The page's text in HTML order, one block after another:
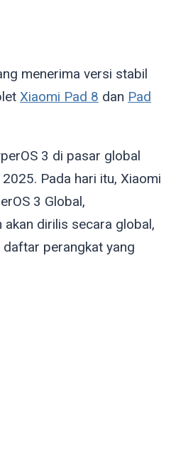
menerima versi stabil
Xiaomi Pad 8 dan Pad
3 di pasar global
Pada hari itu, Xiaomi
3 Global,
akan dirilis secara global,
perangkat yang